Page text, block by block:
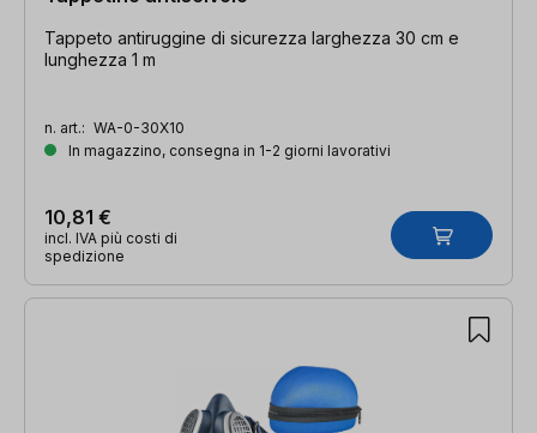
Tappeto antiruggine di sicurezza larghezza 30 cm e
lunghezza 1 m
n. art.: WA-0-30X10
In magazzino, consegna in 1-2 giorni lavorativi
10,81 €
incl. IVA più costi di
spedizione